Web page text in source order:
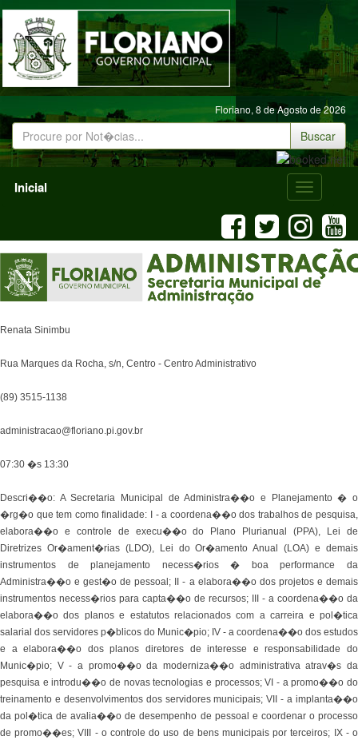
Floriano, 8 de Agosto de 2026
Buscar
Menu
Mobile
Inicial
Renata Sinimbu
Rua Marques da Rocha, s/n, Centro - Centro Administrativo
(89) 3515-1138
administracao@floriano.pi.gov.br
07:30 �s 13:30
Descri��o: A Secretaria Municipal de Administra��o e Planejamento � o
�rg�o que tem como finalidade: I - a coordena��o dos trabalhos de pesquisa,
elabora��o e controle de execu��o do Plano Plurianual (PPA), Lei de
Diretrizes Or�ament�rias (LDO), Lei do Or�amento Anual (LOA) e demais
instrumentos de planejamento necess�rios � boa performance da
Administra��o e gest�o de pessoal; II - a elabora��o dos projetos e demais
instrumentos necess�rios para capta��o de recursos; III - a coordena��o da
elabora��o dos planos e estatutos relacionados com a carreira e pol�tica
salarial dos servidores p�blicos do Munic�pio; IV - a coordena��o dos estudos
e a elabora��o dos planos diretores de interesse e responsabilidade do
Munic�pio; V - a promo��o da moderniza��o administrativa atrav�s da
pesquisa e introdu��o de novas tecnologias e processos; VI - a promo��o do
treinamento e desenvolvimentos dos servidores municipais; VII - a implanta��o
da pol�tica de avalia��o de desempenho de pessoal e coordenar o processo
de promo��es; VIII - o controle do uso de bens municipais por terceiros; IX - o